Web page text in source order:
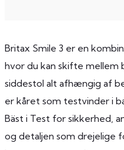
Britax Smile 3 er en
hvor du kan skifte mellem
siddestol alt afhængig af
er kåret som testvinder i
Bäst i Test for sikkerhed,
og detaljen som drejelige